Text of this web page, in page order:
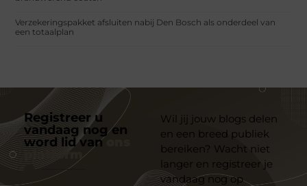
Verzekeringspakket afsluiten nabij Den Bosch als onderdeel van
een totaalplan
Registreer u
vandaag nog en
word lid van
platform
Wil jij jouw blogs delen
en een breed publiek
bereiken? Wacht niet
langer en registreer je
vandaag nog op